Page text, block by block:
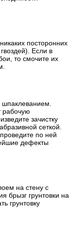
посторонних
Если в
то смочите их
шпаклеванием.
рабочую
зачистку
сеткой.
по ней
дефекты
на стену с
брызг грунтовки на
грунтовку